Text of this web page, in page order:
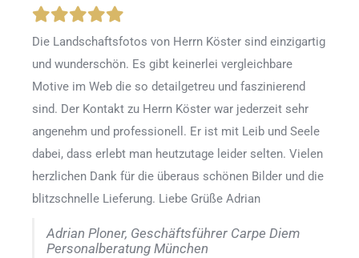
Die Landschaftsfotos von Herrn Köster sind einzigartig
und wunderschön. Es gibt keinerlei vergleichbare
Motive im Web die so detailgetreu und faszinierend
sind. Der Kontakt zu Herrn Köster war jederzeit sehr
angenehm und professionell. Er ist mit Leib und Seele
dabei, dass erlebt man heutzutage leider selten. Vielen
herzlichen Dank für die überaus schönen Bilder und die
blitzschnelle Lieferung. Liebe Grüße Adrian
Adrian Ploner, Geschäftsführer Carpe Diem
Personalberatung München